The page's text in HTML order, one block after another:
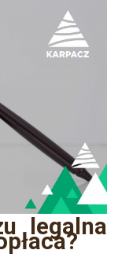
legalna